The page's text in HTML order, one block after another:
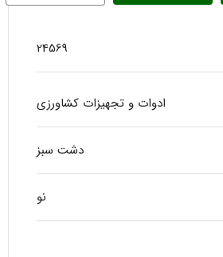
24569
ادوات و تجهیزات کشاورزی
دشت سبز
نو